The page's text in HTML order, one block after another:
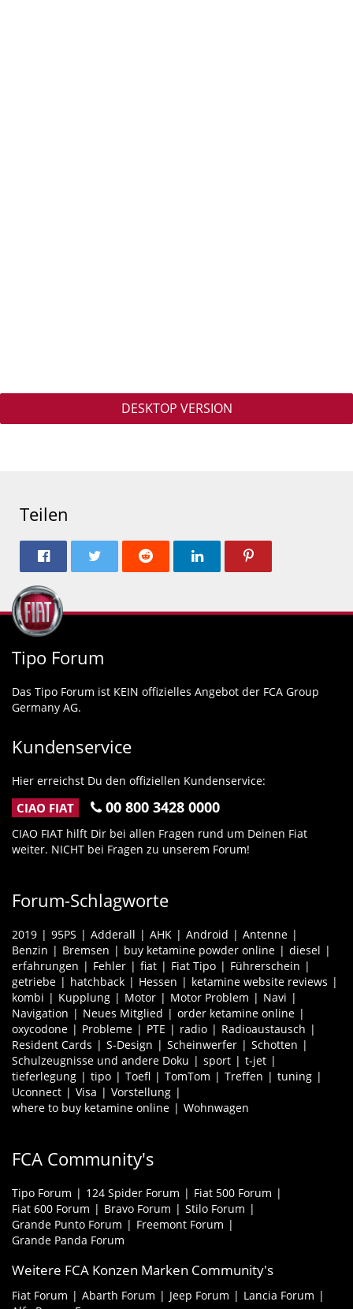
DESKTOP VERSION
Teilen
Tipo Forum
Das Tipo Forum ist KEIN offizielles Angebot der FCA Group
Germany AG.
Kundenservice
Hier erreichst Du den offiziellen Kundenservice:
CIAO FIAT 00 800 3428 0000
CIAO FIAT hilft Dir bei allen Fragen rund um Deinen Fiat
weiter. NICHT bei Fragen zu unserem Forum!
Forum-Schlagworte
2019 95PS Adderall AHK Android
Antenne
Benzin
Bremsen buy ketamine powder online
diesel
erfahrungen
Fehler fiat Fiat Tipo
Führerschein
getriebe
hatchback Hessen
ketamine website reviews
kombi
Kupplung Motor Motor Problem
Navi
Navigation
Neues Mitglied
order ketamine online
oxycodone
Probleme PTE radio
Radioaustausch
Resident Cards
S-Design Scheinwerfer
Schotten
Schulzeugnisse und andere Doku
sport
t-jet
tieferlegung
tipo Toefl TomTom Treffen
tuning
Uconnect
Visa
Vorstellung
where to buy ketamine online
Wohnwagen
FCA Community's
Tipo Forum 124 Spider Forum
Fiat 500 Forum
Fiat 600 Forum
Bravo Forum
Stilo Forum
Grande Punto Forum
Freemont Forum
Grande Panda Forum
Weitere FCA Konzen Marken Community's
Fiat Forum Abarth Forum Jeep Forum
Lancia Forum